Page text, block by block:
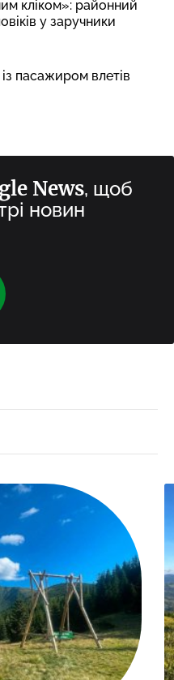
кліком»: районний
у заручники
пасажиром влетів
News, щоб
новин